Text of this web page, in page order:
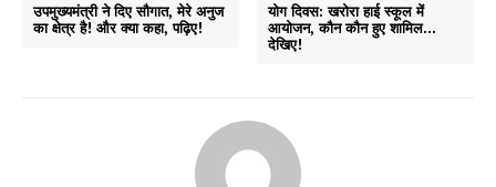
उपमुख्यमंत्री ने दिए सौगात, मेरे अनुज
का क्षेत्र है! और क्या कहा, पढ़िए!
योग दिवस: खरोरा हाई स्कूल में
आयोजन, कौन कौन हुए शामिल…
देखिए!